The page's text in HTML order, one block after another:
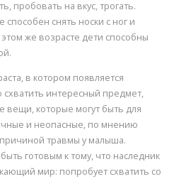
пробовать на вкус, трогать.
снять носки с ног и
же возрасте дети способны
в котором появляется
интересный предмет,
вещи, которые могут быть для
и неопасные, по мнению
причиной травмы у малыша.
готовым к тому, что наследник
мир: попробует схватить со